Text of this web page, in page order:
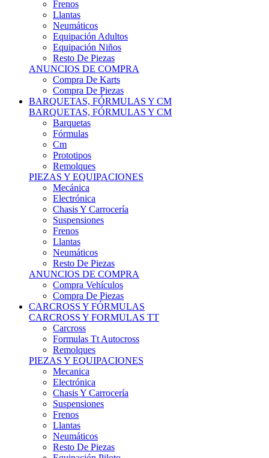
Frenos
Llantas
Neumáticos
Equipación Adultos
Equipación Niños
Resto De Piezas
ANUNCIOS DE COMPRA
Compra De Karts
Compra De Piezas
BARQUETAS, FÓRMULAS Y CM
BARQUETAS, FÓRMULAS Y CM
Barquetas
Fórmulas
Cm
Prototipos
Remolques
PIEZAS Y EQUIPACIONES
Mecánica
Electrónica
Chasis Y Carrocería
Suspensiones
Frenos
Llantas
Neumáticos
Resto De Piezas
ANUNCIOS DE COMPRA
Compra Vehículos
Compra De Piezas
CARCROSS Y FÓRMULAS
CARCROSS Y FORMULAS TT
Carcross
Formulas Tt Autocross
Remolques
PIEZAS Y EQUIPACIONES
Mecanica
Electrónica
Chasis Y Carrocería
Suspensiones
Frenos
Llantas
Neumáticos
Resto De Piezas